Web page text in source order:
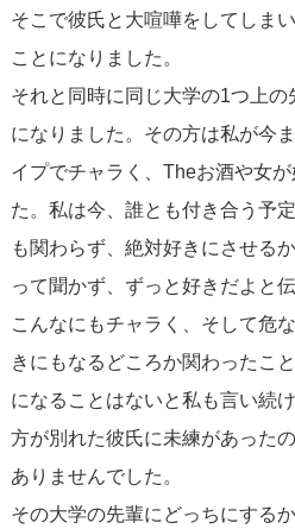
そこで彼氏と大喧嘩をしてしま
ことになりました。
それと同時に同じ大学の1つ上の
になりました。その方は私が今
イプでチャラく、Theお酒や女
た。私は今、誰とも付き合う予
も関わらず、絶対好きにさせる
って聞かず、ずっと好きだよと
こんなにもチャラく、そして危
きにもなるどころか関わったこ
になることはないと私も言い続
方が別れた彼氏に未練があった
ありませんでした。
その大学の先輩にどっちにする